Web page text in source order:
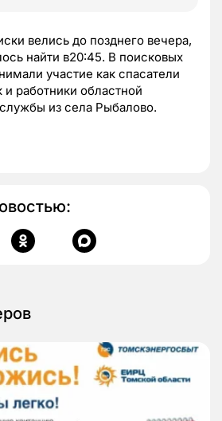
велись до позднего вечера,
найти в20:45. В поисковых
участие как спасатели
работники областной
из села Рыбалово.